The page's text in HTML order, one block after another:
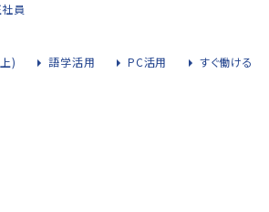
員
) 語学活用 PC活用 すぐ働ける